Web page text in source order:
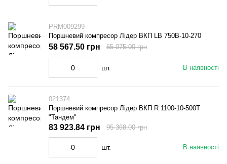
PRM009299
Поршневий компресор Лідер ВКП LB 750В-10-270
В наявності
58 567.50 грн 65 075.00 грн
шт.
021374
Поршневий компресор Лідер ВКП R 1100-10-500T
"Тандем"
В наявності
83 923.84 грн 95 368.00 грн
шт.